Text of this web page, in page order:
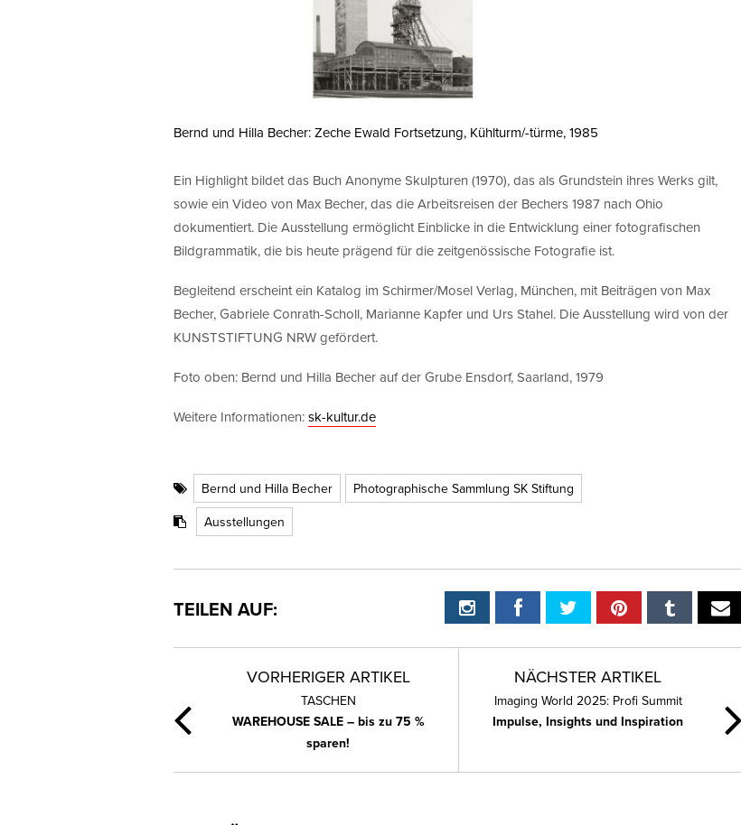
Bernd und Hilla Becher: Zeche Ewald Fortsetzung, Kühlturm/-türme, 1985
Ein Highlight bildet das Buch Anonyme Skulpturen (1970), das als Grundstein ihres Werks gilt,
sowie ein Video von Max Becher, das die Arbeitsreisen der Bechers 1987 nach Ohio
dokumentiert. Die Ausstellung ermöglicht Einblicke in die Entwicklung einer fotografischen
Bildgrammatik, die bis heute prägend für die zeitgenössische Fotografie ist.
Begleitend erscheint ein Katalog im Schirmer/Mosel Verlag, München, mit Beiträgen von Max
Becher, Gabriele Conrath-Scholl, Marianne Kapfer und Urs Stahel. Die Ausstellung wird von der
KUNSTSTIFTUNG NRW gefördert.
Foto oben: Bernd und Hilla Becher auf der Grube Ensdorf, Saarland, 1979
Weitere Informationen:sk-kultur.de
Bernd und Hilla Becher
Photographische Sammlung SK Stiftung
Ausstellungen
TEILEN AUF:
VORHERIGER ARTIKEL
TASCHEN
WAREHOUSE SALE – bis zu 75 %
sparen!
NÄCHSTER ARTIKEL
Imaging World 2025: Profi Summit
Impulse, Insights und Inspiration